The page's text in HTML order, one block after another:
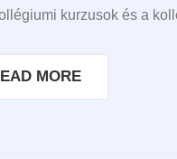
kurzusok és a
MORE